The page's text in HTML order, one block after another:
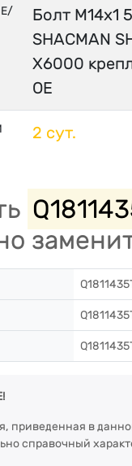
Болт М14х1
SHACMAN
X6000
OE
2 сут.
приведенная в
справочный